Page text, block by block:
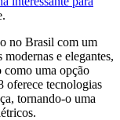
no Brasil com um
e elegantes,
como uma opção
oferece tecnologias
tornando-o uma